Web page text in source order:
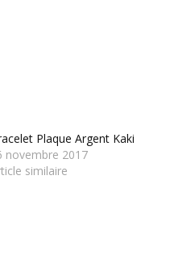
Plaque Argent Kaki
novembre 2017
similaire